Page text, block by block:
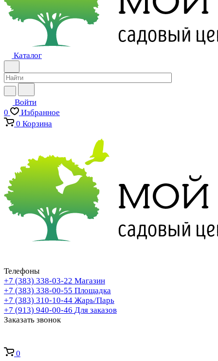
Каталог
Войти
0
Избранное
0 Корзина
Телефоны
+7 (383) 338-03-22 Магазин
+7 (383) 338-00-55 Площадка
+7 (383) 310-10-44 Жарь/Парь
+7 (913) 940-00-46 Для заказов
Заказать звонок
0